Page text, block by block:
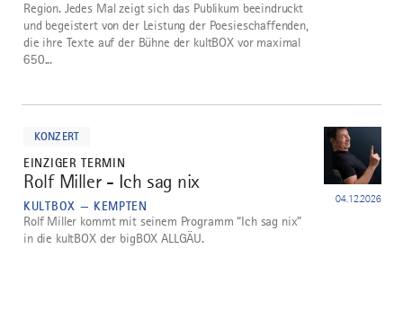
Region. Jedes Mal zeigt sich das Publikum beeindruckt
und begeistert von der Leistung der Poesieschaffenden,
die ihre Texte auf der Bühne der kultBOX vor maximal
650...
KONZERT
EINZIGER TERMIN
5
Rolf Miller - Ich sag nix
KULTBOX — KEMPTEN 04.12.2026
Rolf Miller kommt mit seinem Programm “Ich sag nix”
in die kultBOX der bigBOX ALLGÄU.